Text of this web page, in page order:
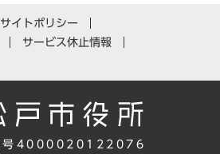
サイトポリシー
サービス休止情報
号4000020122076